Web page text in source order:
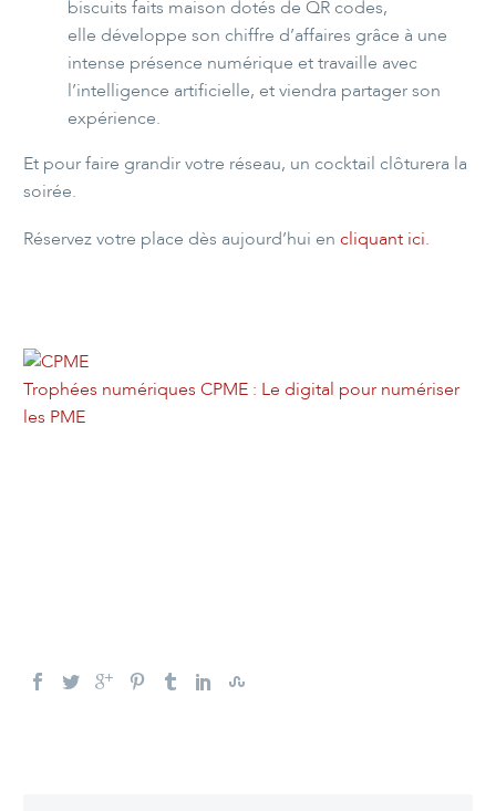
biscuits faits maison dotés de QR codes,
elle développe son chiffre d’affaires grâce à une
intense présence numérique et travaille avec
l’intelligence artificielle, et viendra partager son
expérience.
Et pour faire grandir votre réseau, un cocktail clôturera la
soirée.
Réservez votre place dès aujourd’hui en cliquant ici.
Trophées numériques CPME : Le digital pour numériser
les PME